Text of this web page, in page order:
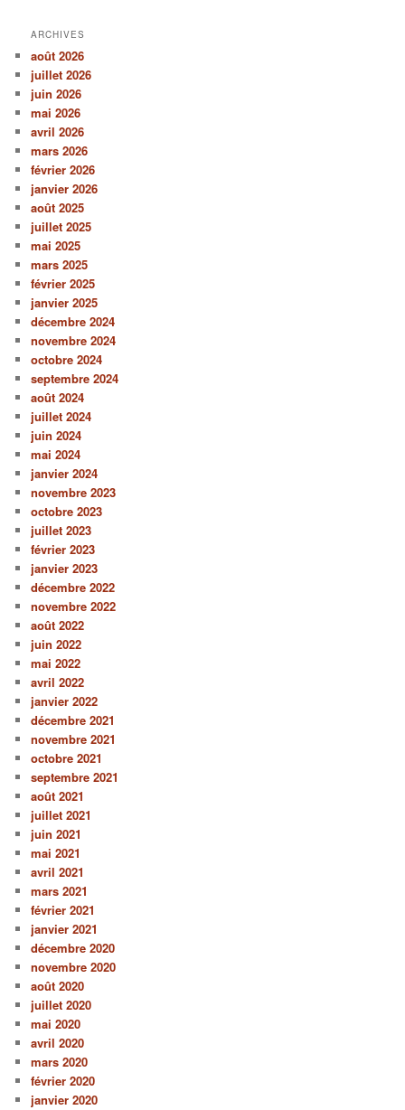
ARCHIVES
août 2026
juillet 2026
juin 2026
mai 2026
avril 2026
mars 2026
février 2026
janvier 2026
août 2025
juillet 2025
mai 2025
mars 2025
février 2025
janvier 2025
décembre 2024
novembre 2024
octobre 2024
septembre 2024
août 2024
juillet 2024
juin 2024
mai 2024
janvier 2024
novembre 2023
octobre 2023
juillet 2023
février 2023
janvier 2023
décembre 2022
novembre 2022
août 2022
juin 2022
mai 2022
avril 2022
janvier 2022
décembre 2021
novembre 2021
octobre 2021
septembre 2021
août 2021
juillet 2021
juin 2021
mai 2021
avril 2021
mars 2021
février 2021
janvier 2021
décembre 2020
novembre 2020
août 2020
juillet 2020
mai 2020
avril 2020
mars 2020
février 2020
janvier 2020